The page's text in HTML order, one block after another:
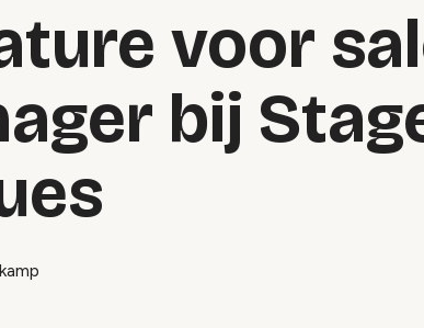
voor
bij